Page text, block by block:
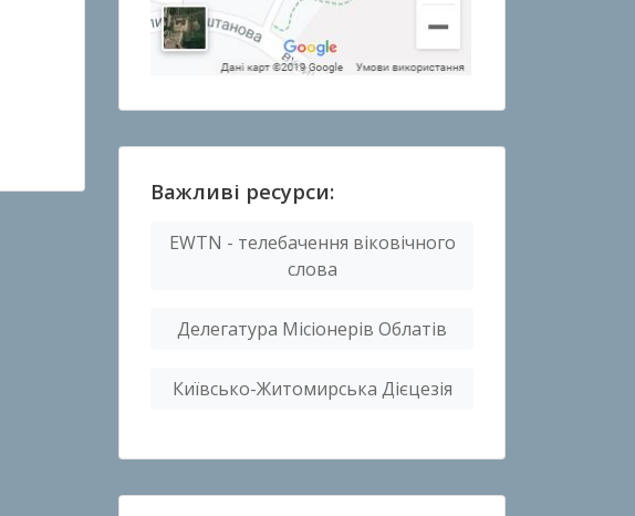
Важливі ресурси:
EWTN - телебачення віковічного
слова
Делегатура Місіонерів Облатів
Київсько-Житомирська Дієцезія